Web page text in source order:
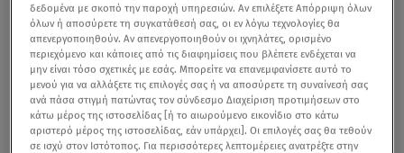
δεδομένα με σκοπό την παροχή υπηρεσιών. Αν επιλέξετε Απόρριψη όλων
όλων ή αποσύρετε τη συγκατάθεσή σας, οι εν λόγω τεχνολογίες θα
απενεργοποιηθούν. Αν απενεργοποιηθούν οι ιχνηλάτες, ορισμένο
περιεχόμενο και κάποιες από τις διαφημίσεις που βλέπετε ενδέχεται να
μην είναι τόσο σχετικές με εσάς. Μπορείτε να επανεμφανίσετε αυτό το
μενού για να αλλάξετε τις επιλογές σας ή να αποσύρετε τη συναίνεσή σας
ανά πάσα στιγμή πατώντας τον σύνδεσμο Διαχείριση προτιμήσεων στο
κάτω μέρος της ιστοσελίδας [ή το αιωρούμενο εικονίδιο στο κάτω
αριστερό μέρος της ιστοσελίδας, εάν υπάρχει]. Οι επιλογές σας θα τεθούν
σε ισχύ στον Ιστότοπος. Για περισσότερες λεπτομέρειες ανατρέξτε στην